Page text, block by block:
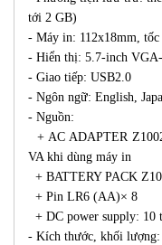
tới 2 GB)
- Máy in: 112x18mm,
- Hiển thị: 5.7-inch
- Giao tiếp: USB2.0
- Ngôn ngữ: English,
- Nguồn:
+ AC ADAPTER
VA khi dùng máy in
+ BATTERY PACK
+ Pin LR6 (AA)× 8
+ DC power supply: 10
- Kích thước, khối